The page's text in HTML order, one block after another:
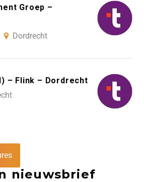
Groep –
Dordrecht
– Flink – Dordrecht
nieuwsbrief